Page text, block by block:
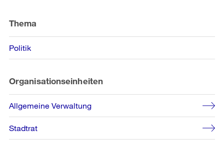
Informationen
Thema
Politik
Organisationseinheiten
Allgemeine Verwaltung
Stadtrat